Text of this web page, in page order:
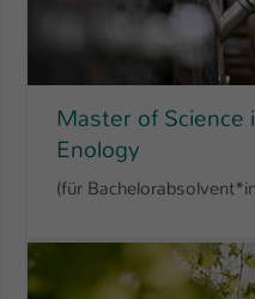
Master of Science
Enology
(für